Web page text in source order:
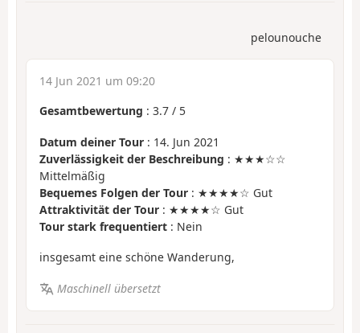
pelounouche
14 Jun 2021 um 09:20
Gesamtbewertung : 3.7 / 5
Datum deiner Tour : 14. Jun 2021
Zuverlässigkeit der Beschreibung : ★★★☆☆
Mittelmäßig
Bequemes Folgen der Tour : ★★★★☆ Gut
Attraktivität der Tour : ★★★★☆ Gut
Tour stark frequentiert : Nein
insgesamt eine schöne Wanderung,
Maschinell übersetzt